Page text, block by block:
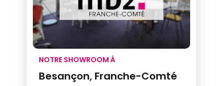
NOTRE SHOWROOM À
Besançon, Franche-Comté